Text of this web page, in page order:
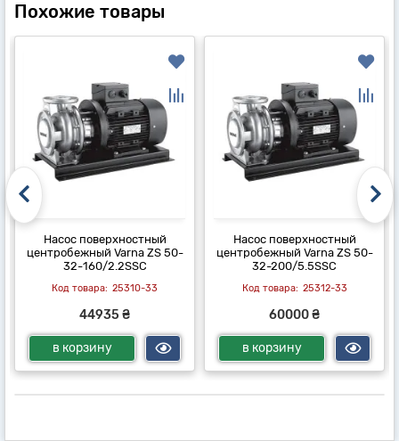
Похожие товары
Насос поверхностный
центробежный Varna ZS 50-
32-160/2.2SSC
25310-33
44935 ₴
в корзину
Насос поверхностный
центробежный Varna ZS 50-
32-200/5.5SSC
25312-33
60000 ₴
в корзину